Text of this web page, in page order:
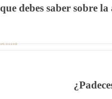
debes saber sobre